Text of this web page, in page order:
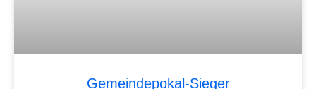
Gemeindepokal-Sieger